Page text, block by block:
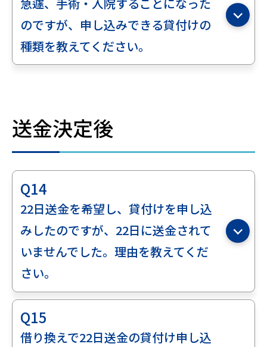
のですが、申し込みできる貸付けの
種類を教えてください。
送金決定後
Q14
22日送金を希望し、貸付けを申し込
みしたのですが、22日に送金されて
いませんでした。理由を教えてくだ
さい。
Q15
借り換えで22日送金の貸付け申し込